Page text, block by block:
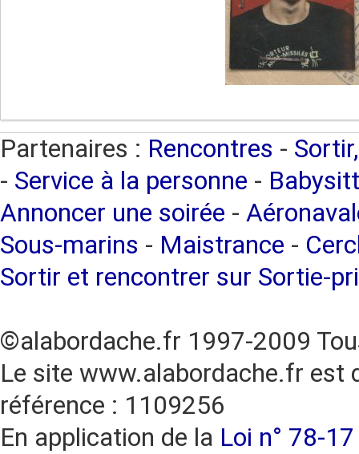
Partenaires : Rencontres -
- Service à la personne -
Annoncer une soirée -
Sous-marins - Maistrance -
Sortir et rencontrer sur Sortie-
©alabordache.fr 1997-2009
Le site www.alabordache.fr est
référence : 1109256
En application de la Loi n° 78-